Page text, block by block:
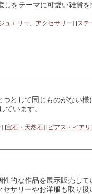
しをテーマに可愛い雑貨
ュエリー、アクセサリー] [ステ
つとして同じものがない
ています。
] [宝石・天然石] [ピアス・イア
性的な作品を展示販売して
セサリーやお洋服も取り扱